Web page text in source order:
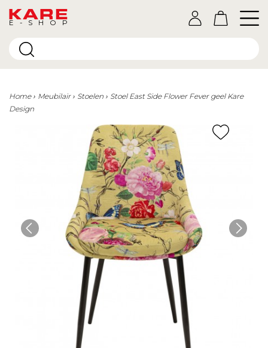
E-SHOP
Home Meubilair Stoelen
Stoel East Side Flower Fever geel Kare
Design